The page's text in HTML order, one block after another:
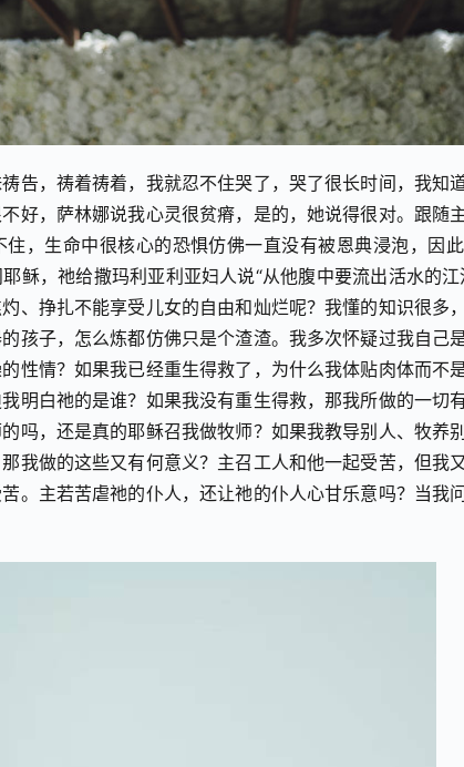
告，祷着祷着，我就忍不住哭了，哭了很长时间，我知
好，萨林娜说我心灵很贫瘠，是的，她说得很对。跟随
，生命中很核心的恐惧仿佛一直没有被恩典浸泡，因
稣，祂给撒玛利亚利亚妇人说“从他腹中要流出活水的江
、挣扎不能享受儿女的自由和灿烂呢？我懂的知识很多
孩子，怎么炼都仿佛只是个渣渣。我多次怀疑过我自己
性情？如果我已经重生得救了，为什么我体贴肉体而不
明白祂的是谁？如果我没有重生得救，那我所做的一切
吗，还是真的耶稣召我做牧师？如果我教导别人、牧养
我做的这些又有何意义？主召工人和他一起受苦，但我
。主若苦虐祂的仆人，还让祂的仆人心甘乐意吗？当我